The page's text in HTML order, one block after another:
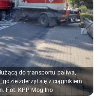
do transportu paliwa,
gdzie zderzył się z ciągnikiem
Fot. KPP Mogilno